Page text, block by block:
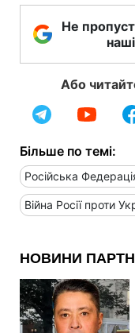
Не
Або
Більше по темі:
Російська
Війна Росії проти